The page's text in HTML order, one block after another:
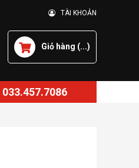
TÀI KHOẢN
Giỏ hàng (...)
033.457.7086